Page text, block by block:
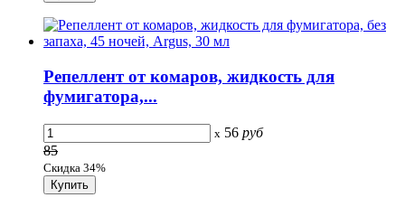
Репеллент от комаров, жидкость для
фумигатора,...
x 56 руб
85
Скидка 34%